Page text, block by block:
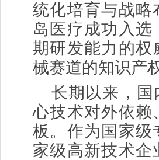
统化培育与战略
岛医疗成功入
期研发能力的权
械赛道的知识产
长期以来，
心技术对外依赖
板。作为国家级
家级高新技术企